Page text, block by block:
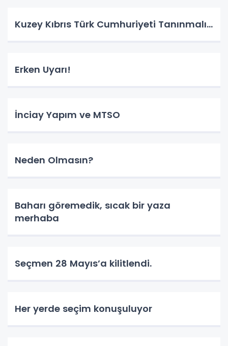
Kuzey Kıbrıs Türk Cumhuriyeti Tanınmalı…
Erken Uyarı!
İnciay Yapım ve MTSO
Neden Olmasın?
Baharı göremedik, sıcak bir yaza
merhaba
Seçmen 28 Mayıs’a kilitlendi.
Her yerde seçim konuşuluyor